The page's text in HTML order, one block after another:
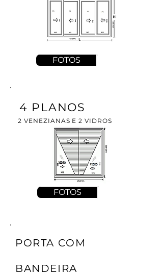
FOTOS
2 VENEZIANAS E 2 VIDROS
4 PLANOS
FOTOS
PORTA COM
BANDEIRA